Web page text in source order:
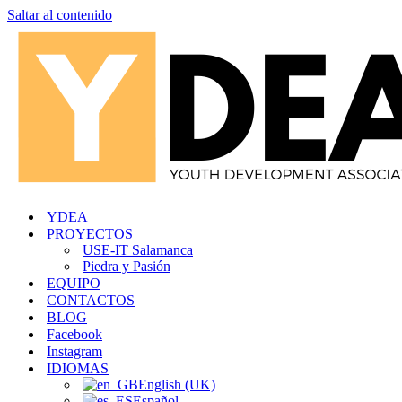
Saltar al contenido
YDEA
PROYECTOS
USE-IT Salamanca
Piedra y Pasión
EQUIPO
CONTACTOS
BLOG
Facebook
Instagram
IDIOMAS
English (UK)